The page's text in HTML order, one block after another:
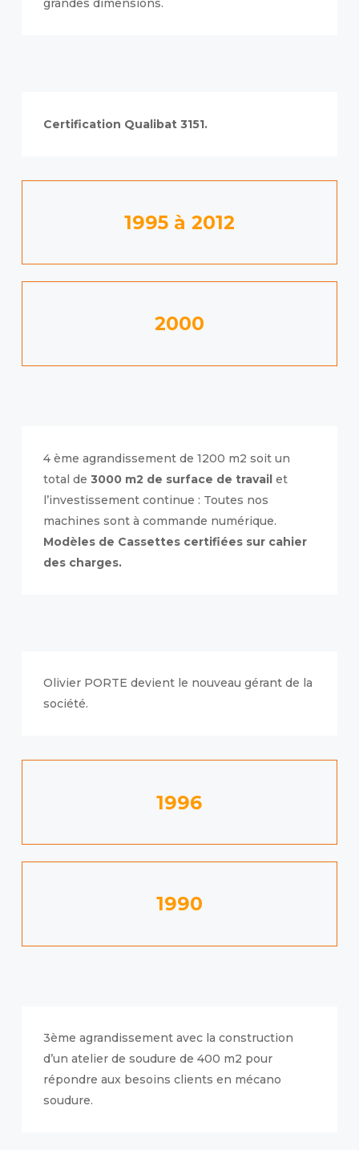
grandes dimensions.
Certification Qualibat 3151.
1995 à 2012
2000
4 ème agrandissement de 1200 m2 soit un
total de 3000 m2 de surface de travailet
l’investissement continue : Toutes nos
machines sont à commande numérique.
Modèles de Cassettes certifiées sur cahier
des charges.
Olivier PORTE devient le nouveau gérant de la
société.
1996
1990
3ème agrandissement avec la construction
d’un atelier de soudure de 400 m2 pour
répondre aux besoins clients en mécano
soudure.